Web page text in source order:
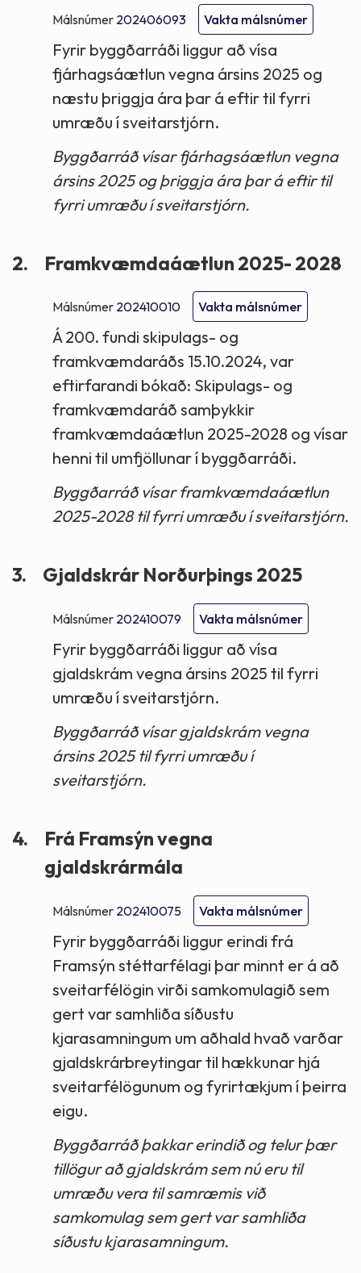
Málsnúmer 202406093 Vakta málsnúmer
Fyrir byggðarráði liggur að vísa
fjárhagsáætlun vegna ársins 2025 og
næstu þriggja ára þar á eftir til fyrri
umræðu í sveitarstjórn.
Byggðarráð vísar fjárhagsáætlun vegna
ársins 2025 og þriggja ára þar á eftir til
fyrri umræðu í sveitarstjórn.
2. Framkvæmdaáætlun 2025- 2028
Málsnúmer 202410010 Vakta málsnúmer
Á 200. fundi skipulags- og
framkvæmdaráðs 15.10.2024, var
eftirfarandi bókað: Skipulags- og
framkvæmdaráð samþykkir
framkvæmdaáætlun 2025-2028 og vísar
henni til umfjöllunar í byggðarráði.
Byggðarráð vísar framkvæmdaáætlun
2025-2028 til fyrri umræðu í sveitarstjórn.
3. Gjaldskrár Norðurþings 2025
Málsnúmer 202410079 Vakta málsnúmer
Fyrir byggðarráði liggur að vísa
gjaldskrám vegna ársins 2025 til fyrri
umræðu í sveitarstjórn.
Byggðarráð vísar gjaldskrám vegna
ársins 2025 til fyrri umræðu í
sveitarstjórn.
4.
Frá Framsýn vegna
gjaldskrármála
Málsnúmer 202410075 Vakta málsnúmer
Fyrir byggðarráði liggur erindi frá
Framsýn stéttarfélagi þar minnt er á að
sveitarfélögin virði samkomulagið sem
gert var samhliða síðustu
kjarasamningum um aðhald hvað varðar
gjaldskrárbreytingar til hækkunar hjá
sveitarfélögunum og fyrirtækjum í þeirra
eigu.
Byggðarráð þakkar erindið og telur þær
tillögur að gjaldskrám sem nú eru til
umræðu vera til samræmis við
samkomulag sem gert var samhliða
síðustu kjarasamningum.